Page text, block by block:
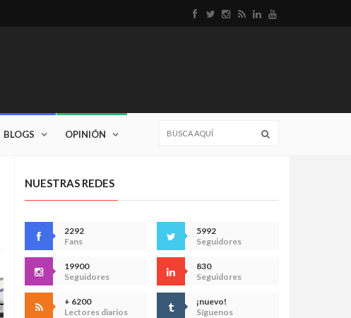
BLOGS OPINIÓN
NUESTRAS REDES
2292
Fans
5992
Seguidores
19900
Seguidores
830
Seguidores
+ 6200
Lectores diarios
¡nuevo!
Síguenos